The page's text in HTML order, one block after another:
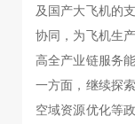
及国产大飞机的
协同，为飞机生
高全产业链服务
一方面，继续探
空域资源优化等